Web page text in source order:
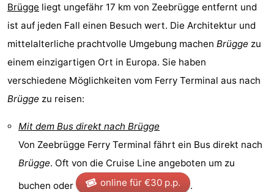
Parken
-
Küstetram
Medizin
Adressen
Region
Zeeuws-
Vlaanderen
-
Nieuwvliet
Sluis
Brügge liegt ungefähr 17 km von Zeebrügge entfernt und
ist auf jeden Fall einen Besuch wert. Die Architektur und
mittelalterliche prachtvolle Umgebung machen Brügge zu
einem einzigartigen Ort in Europa. Sie haben
verschiedene Möglichkeiten vom Ferry Terminal aus nach
Brügge zu reisen:
Mit dem Bus direkt nach Brügge
Von Zeebrügge Ferry Terminal fährt ein Bus direkt nach
Brügge. Oft von die Cruise Line angeboten um zu
buchen oder
online für €30 p.p.
.